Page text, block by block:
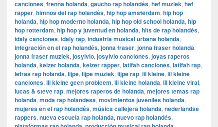
canciones, frenna holanda, gaucho rap holandés, hef muziek, hef
rapper, himnos del rap holandés, hip hop amsterdam, hip hop
holanda, hip hop moderno holanda, hip hop old school holanda, hip
hop rotterdam, hip hop y juventud en holanda, hits de rap holandés,
idaly canciones, idaly rap, industria musical urbana holanda,
integración en el rap holandés, jonna fraser, jonna fraser holanda,
jonna fraser muziek, josylvio, josylvio canciones, joyas raperos
holanda, keizer holanda, keizer rapper, latifah canciones, latifah rap,
letras rap holanda, lijpe, lijpe muziek, lijpe rap, lil kleine, lil kleine
canciones, lil kleine geen probleem, lil kleine holanda, lil kleine viral,
lucas & steve rap, mejores raperos de holanda, mejores temas rap
holanda, moda rap holandesa, movimientos juveniles holanda,
mujeres en el rap holandés, música callejera holanda, nederlandse
rappers, nueva escuela rap holanda, nuevo rap holandés,